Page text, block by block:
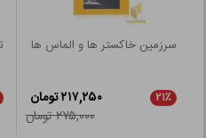
سرزمین خاکستر ها و الماس ها
۲۱٪
۲۱۷,۲۵۰ تومان
۲۷۵,۰۰۰ تومان